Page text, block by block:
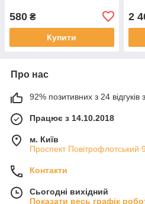
580 ₴
Купити
2
Про нас
92% позитивних з 24 відгуків
Працює з 14.10.2018
м. Київ
Проспект Повітрофлотський
Контакти
Сьогодні вихідний
Показати весь графік